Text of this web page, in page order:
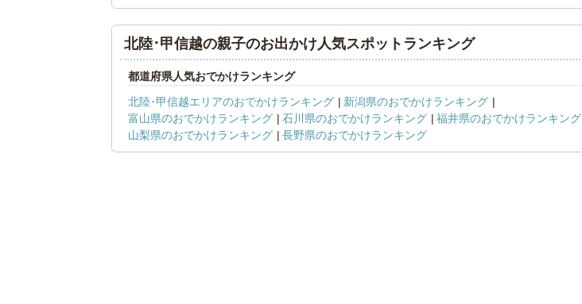
北陸･甲信越の親子のお出かけ人気スポットランキング
都道府県人気おでかけランキング
北陸･甲信越エリアのおでかけランキング
新潟県のおでかけランキング
富山県のおでかけランキング
石川県のおでかけランキング
福井県のおでかけランキング
山梨県のおでかけランキング
長野県のおでかけランキング